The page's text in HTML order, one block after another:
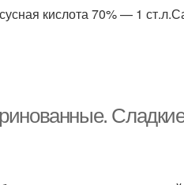
кислота 70% — 1